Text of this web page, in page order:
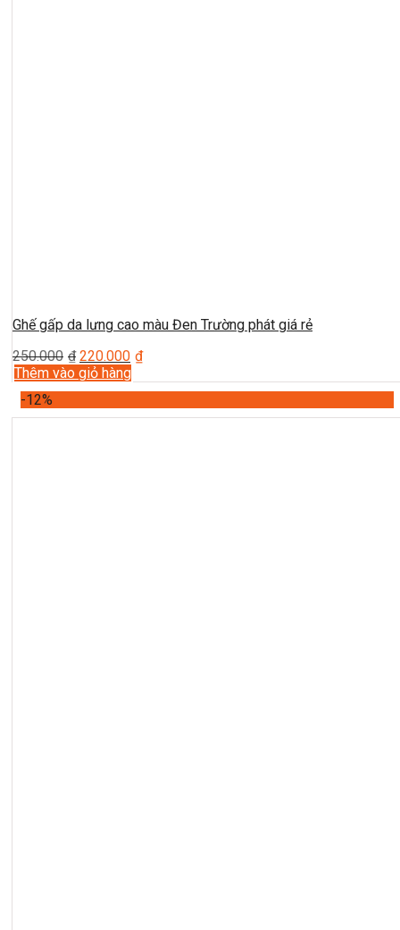
Ghế gấp da lưng cao màu Đen Trường phát giá rẻ
250.000 ₫ 220.000 ₫
Thêm vào giỏ hàng
-12%